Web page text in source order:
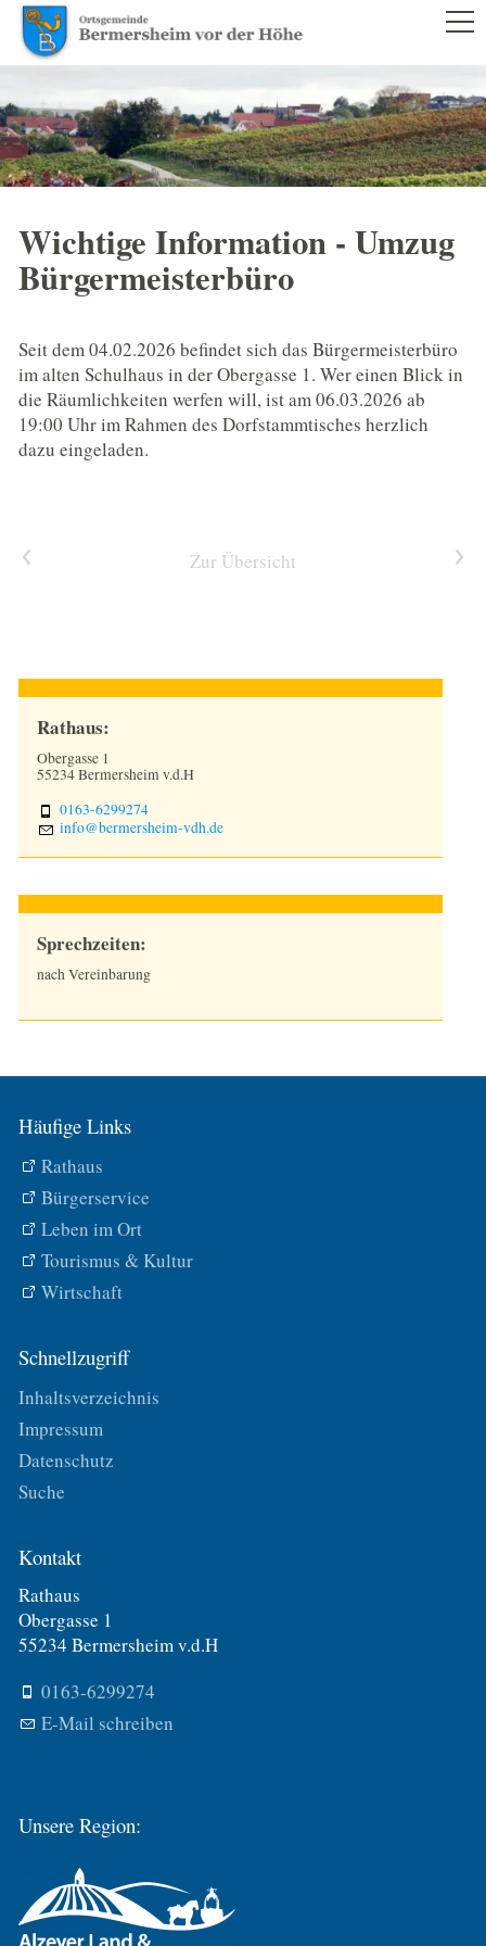
RATHAUS
RATSINFORMATIONSSYSTEM
SATZUNGEN
GEMEINDERAT UND VERWALTUNG
BILDERGALERIEN
BÜRGERSERVICE
LEBEN IM ORT
Wichtige Information - Umzug
Bürgermeisterbüro
Seit dem 04.02.2026 befindet sich das Bürgermeisterbüro
im alten Schulhaus in der Obergasse 1. Wer einen Blick in
die Räumlichkeiten werfen will, ist am 06.03.2026 ab
19:00 Uhr im Rahmen des Dorfstammtisches herzlich
dazu eingeladen.
Vorheriger Artikel Zur Übersicht Nächster Artikel
Rathaus:
Obergasse 1
55234 Bermersheim v.d.H
0163-6299274
nf
b rm rsh m-vdhd
Sprechzeiten:
nach Vereinbarung
Häufige Links
Rathaus
Bürgerservice
Leben im Ort
Tourismus & Kultur
Wirtschaft
Schnellzugriff
Inhaltsverzeichnis
Impressum
Datenschutz
Suche
Kontakt
Rathaus
Obergasse 1
55234 Bermersheim v.d.H
0163-6299274
E-Mail schreiben
Unsere Region: